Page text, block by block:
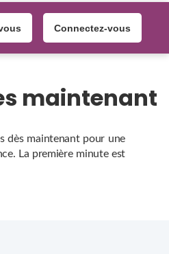
Connectez-vous
maintenant
dès maintenant pour une
La première minute est